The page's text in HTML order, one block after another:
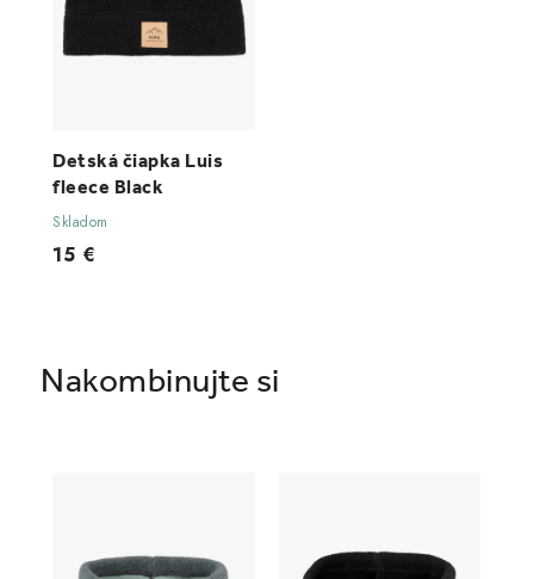
Detská čiapka Luis
fleece Black
Skladom
15 €